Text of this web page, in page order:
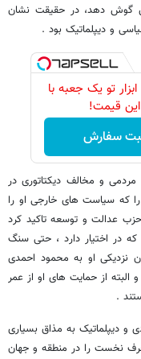
گوش دهد، در حقیقت نشان
و دیپلماتیک بود .
تو یک جعبه با
این قیمت!
سفارش
مردمی و مخالف دیکتاتوری در
که سیاست های خارجی او را
عدالت و توسعه تاکید کرد
در اختیار دارد ، حتی سنگ
نزدیکی او به محمود احمدی
البته از حمایت های او از عمر
.
و دیپلماتیک به مذاق بسیاری
نخست را در منطقه و جهان